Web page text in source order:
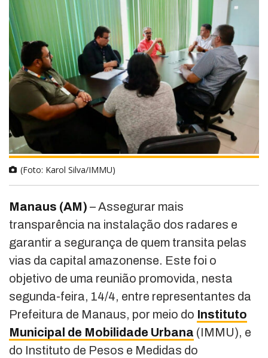
(Foto: Karol Silva/IMMU)
Manaus (AM) – Assegurar mais
transparência na instalação dos radares e
garantir a segurança de quem transita pelas
vias da capital amazonense. Este foi o
objetivo de uma reunião promovida, nesta
segunda-feira, 14/4, entre representantes da
Prefeitura de Manaus, por meio do Instituto
Municipal de Mobilidade Urbana (IMMU), e
do Instituto de Pesos e Medidas do